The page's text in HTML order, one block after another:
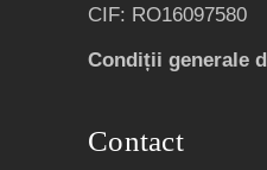
CIF: RO16097580
Condiții generale
Contact